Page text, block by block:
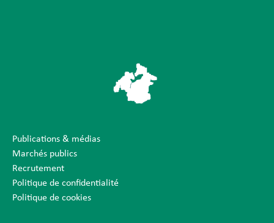
Publications & médias
Marchés publics
Recrutement
Politique de confidentialité
Politique de cookies